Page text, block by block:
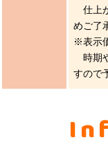
仕上
めご了
※表示
時期
すので